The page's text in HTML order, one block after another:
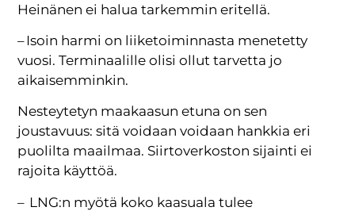
Heinänen ei halua tarkemmin eritellä.
– Isoin harmi on liiketoiminnasta menetetty
vuosi. Terminaalille olisi ollut tarvetta jo
aikaisemminkin.
Nesteytetyn maakaasun etuna on sen
joustavuus: sitä voidaan voidaan hankkia eri
puolilta maailmaa. Siirtoverkoston sijainti ei
rajoita käyttöä.
– LNG:n myötä koko kaasuala tulee